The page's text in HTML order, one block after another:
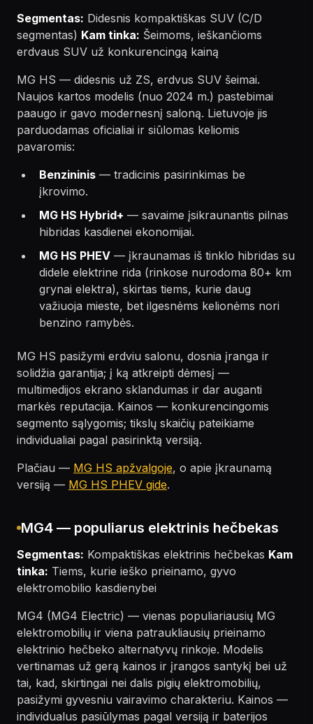
Segmentas: Didesnis kompaktiškas SUV (C/D
segmentas) Kam tinka: Šeimoms, ieškančioms
erdvaus SUV už konkurencingą kainą
MG HS — didesnis už ZS, erdvus SUV šeimai.
Naujos kartos modelis (nuo 2024 m.) pastebimai
paaugo ir gavo modernesnį saloną. Lietuvoje jis
parduodamas oficialiai ir siūlomas keliomis
pavaromis:
Benzininis — tradicinis pasirinkimas be
įkrovimo.
MG HS Hybrid+ — savaime įsikraunantis pilnas
hibridas kasdienei ekonomijai.
MG HS PHEV — įkraunamas iš tinklo hibridas su
didele elektrine rida (rinkose nurodoma 80+ km
grynai elektra), skirtas tiems, kurie daug
važiuoja mieste, bet ilgesnėms kelionėms nori
benzino ramybės.
MG HS pasižymi erdviu salonu, dosnia įranga ir
solidžia garantija; į ką atkreipti dėmesį —
multimedijos ekrano sklandumas ir dar auganti
markės reputacija. Kainos — konkurencingomis
segmento sąlygomis; tikslų skaičių pateikiame
individualiai pagal pasirinktą versiją.
Plačiau — MG HS apžvalgoje, o apie įkraunamą
versiją — MG HS PHEV gide.
MG4 — populiarus elektrinis hečbekas
Segmentas: Kompaktiškas elektrinis hečbekas Kam
tinka: Tiems, kurie ieško prieinamo, gyvo
elektromobilio kasdienybei
MG4 (MG4 Electric) — vienas populiariausių MG
elektromobilių ir viena patraukliausių prieinamo
elektrinio hečbeko alternatyvų rinkoje. Modelis
vertinamas už gerą kainos ir įrangos santykį bei už
tai, kad, skirtingai nei dalis pigių elektromobilių,
pasižymi gyvesniu vairavimo charakteriu. Kainos —
individualus pasiūlymas pagal versiją ir baterijos